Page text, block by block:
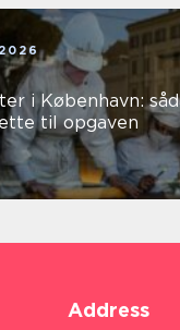
i København:
til opgaven
Address